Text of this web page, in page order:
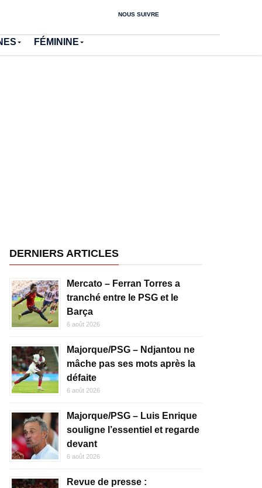
NOUS SUIVRE
FÉMININE
DERNIERS ARTICLES
Mercato – Ferran Torres a
tranché entre le PSG et le
Barça
6 août 2026
Majorque/PSG – Ndjantou ne
mâche pas ses mots après la
défaite
6 août 2026
Majorque/PSG – Luis Enrique
souligne l’essentiel et regarde
devant
6 août 2026
Revue de presse :